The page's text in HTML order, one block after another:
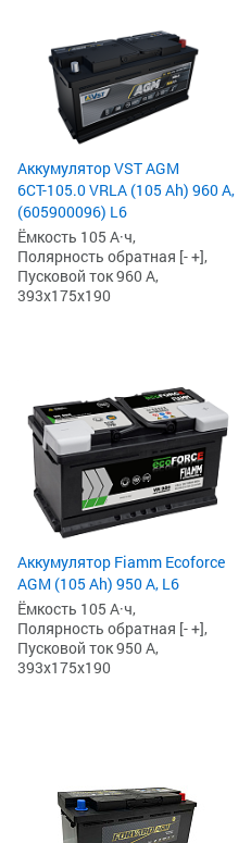
Аккумулятор VST AGM
6СТ-105.0 VRLA (105 Ah) 960 А,
(605900096) L6
Ёмкость 105 А·ч,
Полярность обратная [- +],
Пусковой ток 960 А,
393x175x190
Аккумулятор Fiamm Ecoforce
AGM (105 Ah) 950 А, L6
Ёмкость 105 А·ч,
Полярность обратная [- +],
Пусковой ток 950 А,
393x175x190